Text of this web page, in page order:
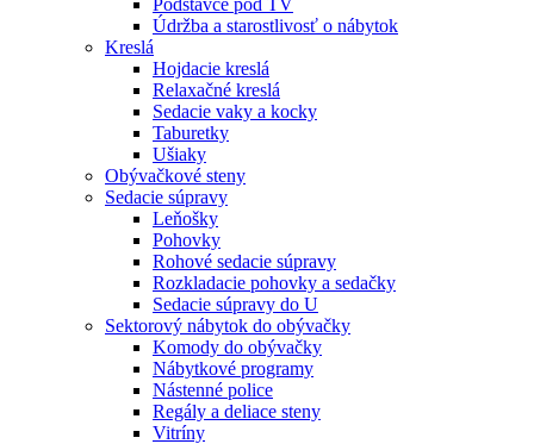
Údržba a starostlivosť o nábytok
Kreslá
Hojdacie kreslá
Relaxačné kreslá
Sedacie vaky a kocky
Taburetky
Ušiaky
Obývačkové steny
Sedacie súpravy
Leňošky
Pohovky
Rohové sedacie súpravy
Rozkladacie pohovky a sedačky
Sedacie súpravy do U
Sektorový nábytok do obývačky
Komody do obývačky
Nábytkové programy
Nástenné police
Regály a deliace steny
Vitríny